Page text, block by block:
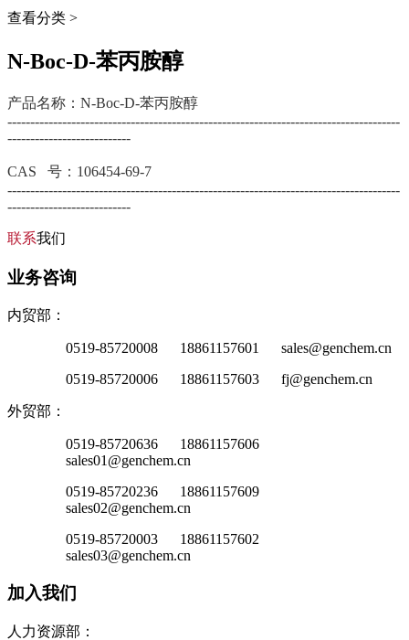
查看分类 >
N-Boc-D-苯丙胺醇
产品名称：N-Boc-D-苯丙胺醇
--------------------------------------------------------------------------------------
---------------------------
CAS 号：106454-69-7
--------------------------------------------------------------------------------------
---------------------------
联系我们
业务咨询
内贸部：
0519-85720008 18861157601 sales@genchem.cn
0519-85720006 18861157603 fj@genchem.cn
外贸部：
0519-85720636 18861157606
sales01@genchem.cn
0519-85720236 18861157609
sales02@genchem.cn
0519-85720003 18861157602
sales03@genchem.cn
加入我们
人力资源部：